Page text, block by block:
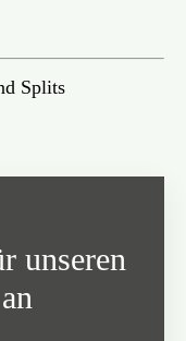
Splits
unseren